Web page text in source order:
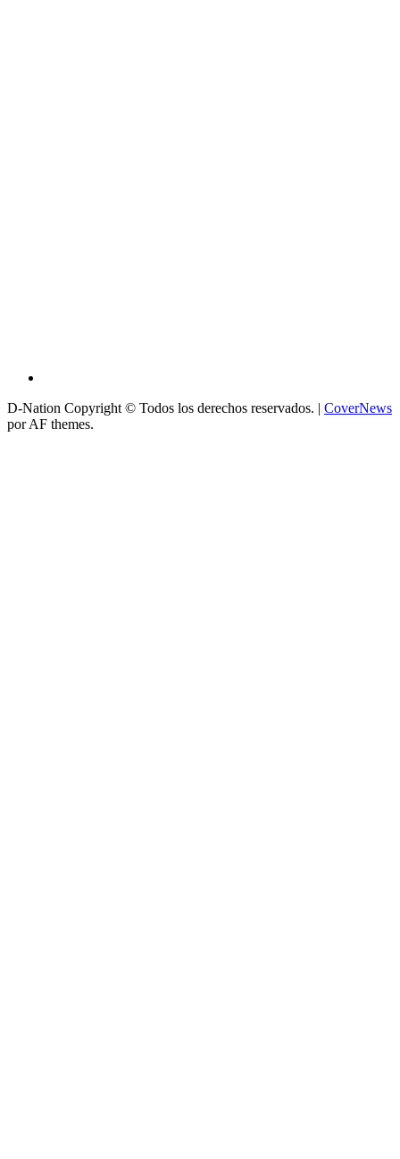
D-Nation Copyright © Todos los derechos reservados. | CoverNews
por AF themes.